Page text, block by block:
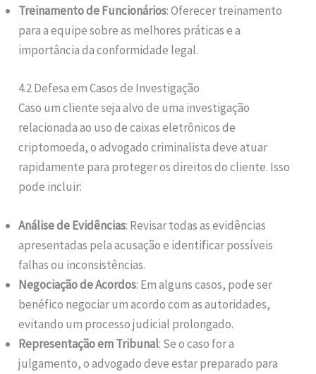
Treinamento de Funcionários: Oferecer treinamento
para a equipe sobre as melhores práticas e a
importância da conformidade legal.
4.2 Defesa em Casos de Investigação
Caso um cliente seja alvo de uma investigação
relacionada ao uso de caixas eletrônicos de
criptomoeda, o advogado criminalista deve atuar
rapidamente para proteger os direitos do cliente. Isso
pode incluir:
Análise de Evidências: Revisar todas as evidências
apresentadas pela acusação e identificar possíveis
falhas ou inconsistências.
Negociação de Acordos: Em alguns casos, pode ser
benéfico negociar um acordo com as autoridades,
evitando um processo judicial prolongado.
Representação em Tribunal: Se o caso for a
julgamento, o advogado deve estar preparado para